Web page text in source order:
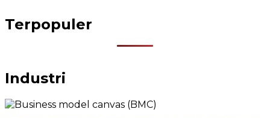
Terpopuler
Industri